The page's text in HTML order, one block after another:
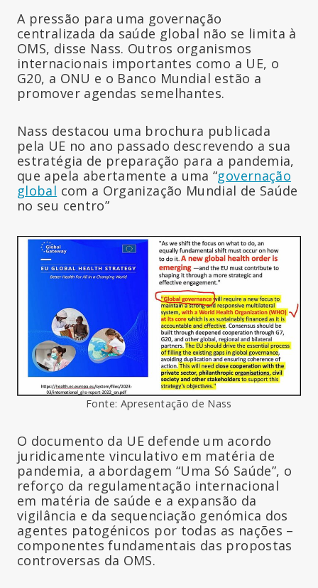
A pressão para uma governação
centralizada da saúde global não se limita à
OMS, disse Nass. Outros organismos
internacionais importantes como a UE, o
G20, a ONU e o Banco Mundial estão a
promover agendas semelhantes.
Nass destacou uma brochura publicada
pela UE no ano passado descrevendo a sua
estratégia de preparação para a pandemia,
que apela abertamente a uma “governação
global com a Organização Mundial de Saúde
no seu centro”
Fonte: Apresentação de Nass
O documento da UE defende um acordo
juridicamente vinculativo em matéria de
pandemia, a abordagem “Uma Só Saúde”, o
reforço da regulamentação internacional
em matéria de saúde e a expansão da
vigilância e da sequenciação genómica dos
agentes patogénicos por todas as nações –
componentes fundamentais das propostas
controversas da OMS.